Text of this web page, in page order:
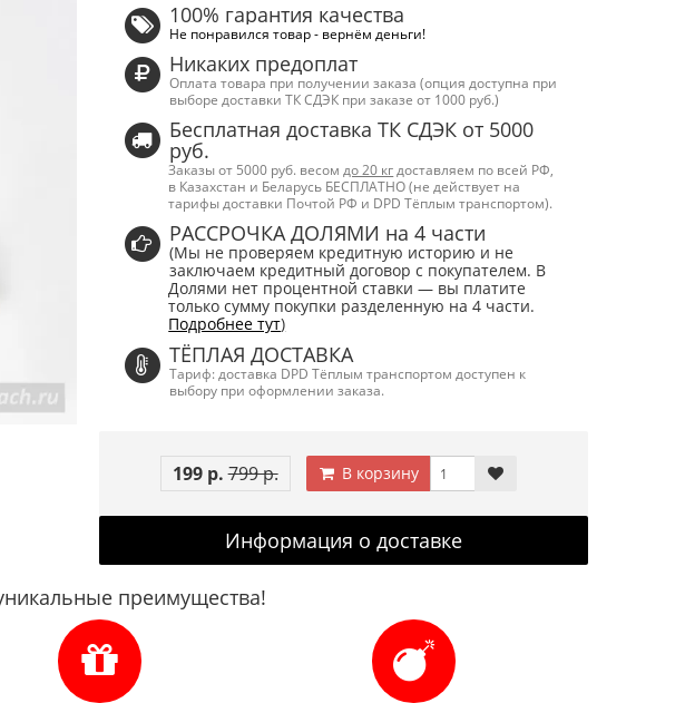
100% гарантия качества
Не понравился товар - вернём деньги!
Никаких предоплат
Оплата товара при получении заказа (опция доступна при
выборе доставки ТК СДЭК при заказе от 1000 руб.)
Бесплатная доставка ТК СДЭК от 5000
руб.
Заказы от 5000 руб. весом до 20 кг доставляем по всей РФ,
в Казахстан и Беларусь БЕСПЛАТНО (не действует на
тарифы доставки Почтой РФ и DPD Тёплым транспортом).
РАССРОЧКА ДОЛЯМИ на 4 части
(Мы не проверяем кредитную историю и не
заключаем кредитный договор с покупателем. В
Долями нет процентной ставки — вы платите
только сумму покупки разделенную на 4 части.
Подробнее тут)
ТЁПЛАЯ ДОСТАВКА
Тариф: доставка DPD Тёплым транспортом доступен к
выбору при оформлении заказа.
199 р. 799 р. В корзину
Информация о доставке
преимущества!